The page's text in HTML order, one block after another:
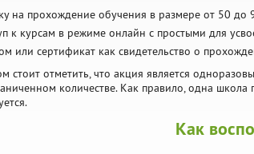
на прохождение обучения в размере от 50 до
к курсам в режиме онлайн с простыми для
или сертификат как свидетельство о
стоит отметить, что акция является
количестве. Как правило, одна
Как